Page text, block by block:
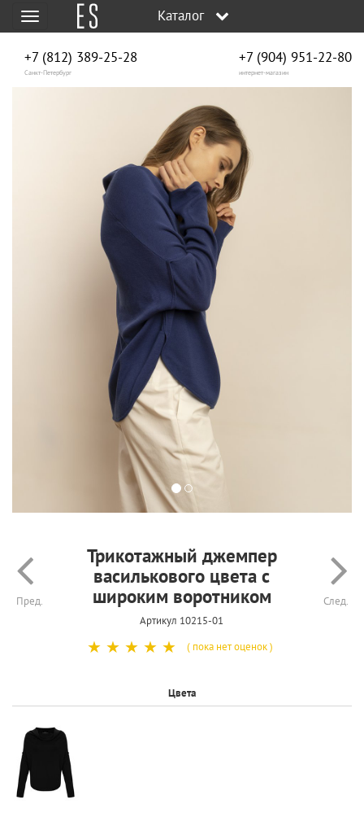
Меню Каталог
+7 (812) 389-25-28
Санкт-Петербург
+7 (904) 951‑22‑80
интернет-магазин
Пред.
Трикотажный джемпер
василькового цвета с
широким воротником
Артикул 10215-01
След.
☆
☆
☆
☆
☆ ( пока нет оценок )
Цвета